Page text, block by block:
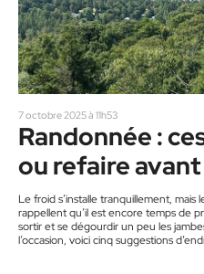
7 octobre 2025 à 11h53
Randonnée :
ou refaire avant
Le froid s’installe tranquillement, mais
rappellent qu’il est encore temps de
sortir et se dégourdir un peu les
l’occasion, voici cinq suggestions